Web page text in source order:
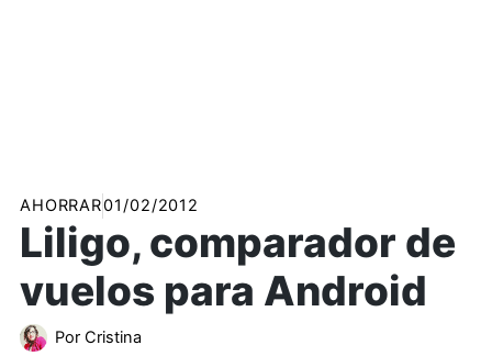
AHORRAR01/02/2012
Liligo, comparador de
vuelos para Android
Por Cristina